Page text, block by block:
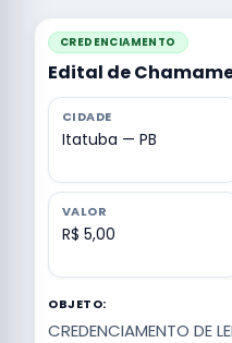
CREDENCIAMENTO
Edital de
CIDADE
Itatuba — PB
VALOR
R$ 5,00
OBJETO:
CREDENCIAMENTO DE